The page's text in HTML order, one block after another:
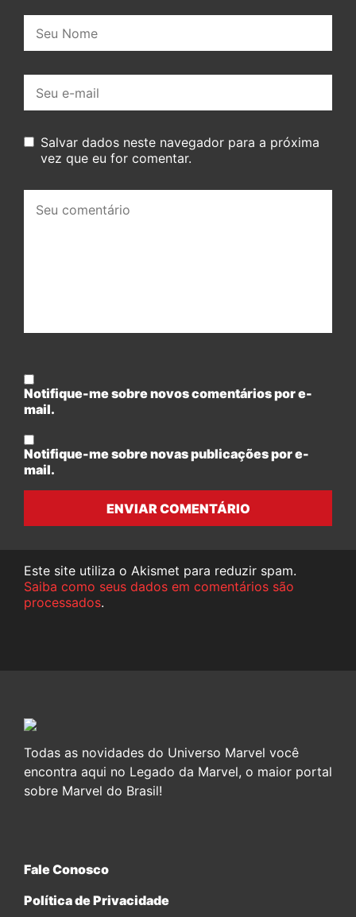
mail:
Salvar dados neste navegador para a próxima
vez que eu for comentar.
comentário:
Notifique-me sobre novos comentários por e-
mail.
Notifique-me sobre novas publicações por e-
mail.
ENVIAR COMENTÁRIO
Este site utiliza o Akismet para reduzir spam.
Saiba como seus dados em comentários são
processados.
Todas as novidades do Universo Marvel você
encontra aqui no Legado da Marvel, o maior portal
sobre Marvel do Brasil!
Fale Conosco
Política de Privacidade